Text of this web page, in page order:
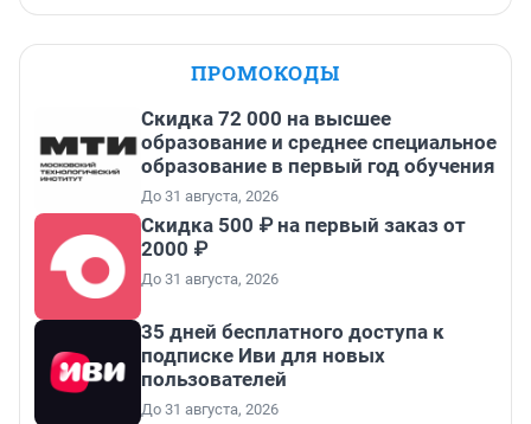
ПРОМОКОДЫ
Скидка 72 000 на высшее
образование и среднее специальное
образование в первый год обучения
До 31 августа, 2026
Скидка 500 ₽ на первый заказ от
2000 ₽
До 31 августа, 2026
35 дней бесплатного доступа к
подписке Иви для новых
пользователей
До 31 августа, 2026